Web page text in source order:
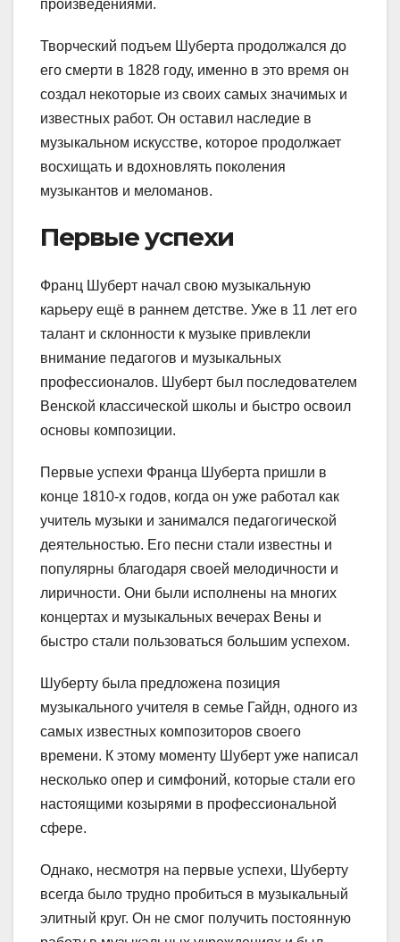
произведениями.
Творческий подъем Шуберта продолжался до
его смерти в 1828 году, именно в это время он
создал некоторые из своих самых значимых и
известных работ. Он оставил наследие в
музыкальном искусстве, которое продолжает
восхищать и вдохновлять поколения
музыкантов и меломанов.
Первые успехи
Франц Шуберт начал свою музыкальную
карьеру ещё в раннем детстве. Уже в 11 лет его
талант и склонности к музыке привлекли
внимание педагогов и музыкальных
профессионалов. Шуберт был последователем
Венской классической школы и быстро освоил
основы композиции.
Первые успехи Франца Шуберта пришли в
конце 1810-х годов, когда он уже работал как
учитель музыки и занимался педагогической
деятельностью. Его песни стали известны и
популярны благодаря своей мелодичности и
лиричности. Они были исполнены на многих
концертах и музыкальных вечерах Вены и
быстро стали пользоваться большим успехом.
Шуберту была предложена позиция
музыкального учителя в семье Гайдн, одного из
самых известных композиторов своего
времени. К этому моменту Шуберт уже написал
несколько опер и симфоний, которые стали его
настоящими козырями в профессиональной
сфере.
Однако, несмотря на первые успехи, Шуберту
всегда было трудно пробиться в музыкальный
элитный круг. Он не смог получить постоянную